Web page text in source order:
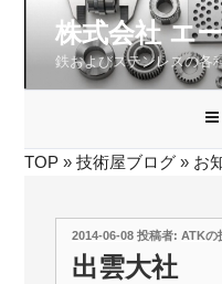
ン
ス
株式会社 エ
鉄およびステンレスの各
TOP » 技術屋ブログ » お
投
稿
日:
2014-06-08投稿者: ATKの
出雲大社